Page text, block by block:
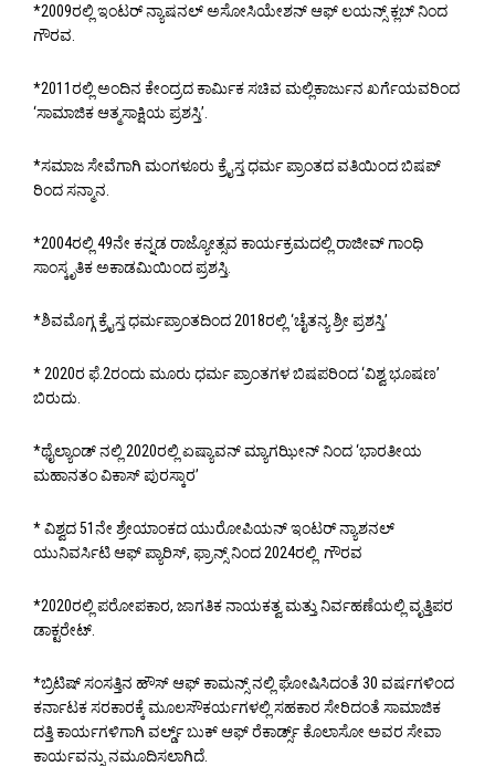
*2009ರಲ್ಲಿ ಇಂಟರ್ ನ್ಯಾಷನಲ್ ಅಸೋಸಿಯೇಶನ್ ಆಫ್ ಲಯನ್ಸ್ ಕ್ಲಬ್ ನಿಂದ
ಗೌರವ.
*2011ರಲ್ಲಿ ಅಂದಿನ ಕೇಂದ್ರದ ಕಾರ್ಮಿಕ ಸಚಿವ ಮಲ್ಲಿಕಾರ್ಜುನ ಖರ್ಗೆಯವರಿಂದ
‘ಸಾಮಾಜಿಕ ಆತ್ಮಸಾಕ್ಷಿಯ ಪ್ರಶಸ್ತಿ’.
*ಸಮಾಜ ಸೇವೆಗಾಗಿ ಮಂಗಳೂರು ಕ್ರೈಸ್ತ ಧರ್ಮ ಪ್ರಾಂತದ ವತಿಯಿಂದ ಬಿಷಪ್
ರಿಂದ ಸನ್ಮಾನ.
*2004ರಲ್ಲಿ 49ನೇ ಕನ್ನಡ ರಾಜ್ಯೋತ್ಸವ ಕಾರ್ಯಕ್ರಮದಲ್ಲಿ ರಾಜೀವ್ ಗಾಂಧಿ
ಸಾಂಸ್ಕೃತಿಕ ಅಕಾಡಮಿಯಿಂದ ಪ್ರಶಸ್ತಿ.
*ಶಿವಮೊಗ್ಗ ಕ್ರೈಸ್ತ ಧರ್ಮಪ್ರಾಂತದಿಂದ 2018ರಲ್ಲಿ ‘ಚೈತನ್ಯ ಶ್ರೀ ಪ್ರಶಸ್ತಿ’
* 2020ರ ಫೆ.2ರಂದು ಮೂರು ಧರ್ಮ ಪ್ರಾಂತಗಳ ಬಿಷಪರಿಂದ ‘ವಿಶ್ವ ಭೂಷಣ’
ಬಿರುದು.
*ಥೈಲ್ಯಾಂಡ್ ನಲ್ಲಿ 2020ರಲ್ಲಿ ಏಷ್ಯಾವನ್ ಮ್ಯಾಗಝೀನ್ ನಿಂದ ‘ಭಾರತೀಯ
ಮಹಾನತಂ ವಿಕಾಸ್ ಪುರಸ್ಕಾರ’
* ವಿಶ್ವದ 51ನೇ ಶ್ರೇಯಾಂಕದ ಯುರೋಪಿಯನ್ ಇಂಟರ್ ನ್ಯಾಶನಲ್
ಯುನಿವರ್ಸಿಟಿ ಆಫ್ ಪ್ಯಾರಿಸ್, ಫ್ರಾನ್ಸ್ ನಿಂದ 2024ರಲ್ಲಿ ಗೌರವ
*2020ರಲ್ಲಿ ಪರೋಪಕಾರ, ಜಾಗತಿಕ ನಾಯಕತ್ವ ಮತ್ತು ನಿರ್ವಹಣೆಯಲ್ಲಿ ವೃತ್ತಿಪರ
ಡಾಕ್ಟರೇಟ್.
*ಬ್ರಿಟಿಷ್ ಸಂಸತ್ತಿನ ಹೌಸ್ ಆಫ್ ಕಾಮನ್ಸ್ ನಲ್ಲಿ ಘೋಷಿಸಿದಂತೆ 30 ವರ್ಷಗಳಿಂದ
ಕರ್ನಾಟಕ ಸರಕಾರಕ್ಕೆ ಮೂಲಸೌಕರ್ಯಗಳಲ್ಲಿ ಸಹಕಾರ ಸೇರಿದಂತೆ ಸಾಮಾಜಿಕ
ದತ್ತಿ ಕಾರ್ಯಗಳಿಗಾಗಿ ವರ್ಲ್ಡ್ ಬುಕ್ ಆಫ್ ರೆಕಾರ್ಡ್ಸ್ ಕೊಲಾಸೋ ಅವರ ಸೇವಾ
ಕಾರ್ಯವನ್ನು ನಮೂದಿಸಲಾಗಿದೆ.